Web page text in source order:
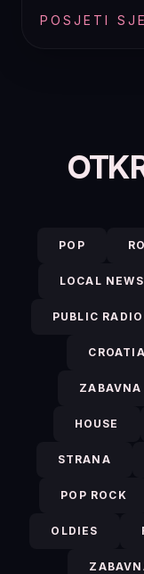
POSJETI
POP
LOCAL NEWS
PUBLIC RADIO
ZABAVNA
HOUSE
STRANA
POP ROCK
OLDIES